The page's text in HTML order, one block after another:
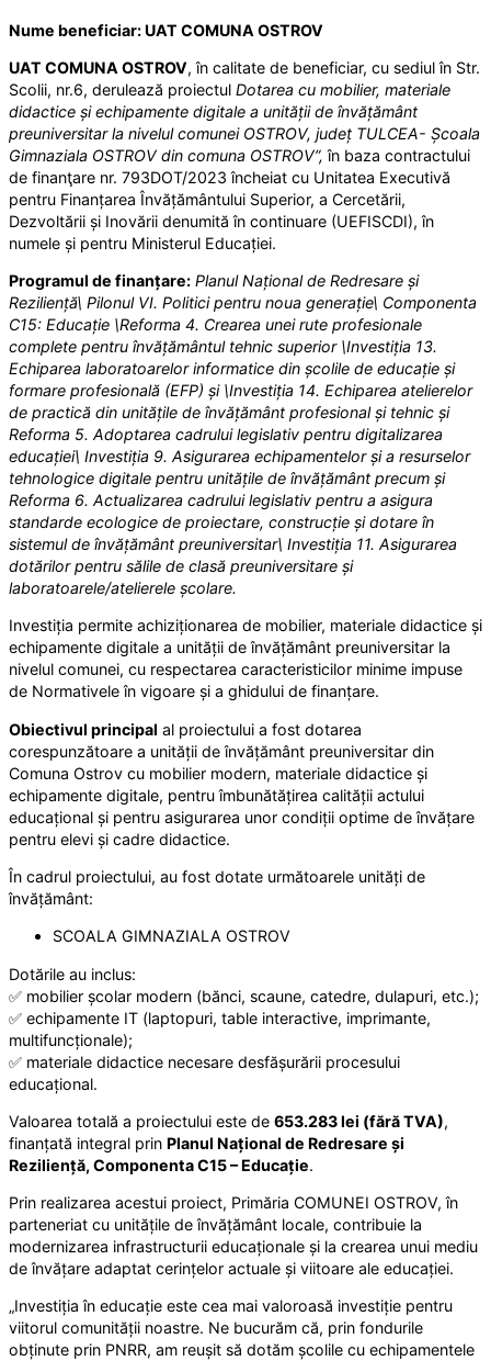
Nume beneficiar: UAT COMUNA OSTROV
UAT COMUNA OSTROV, în calitate de beneficiar, cu sediul în Str.
Scolii, nr.6, derulează proiectul Dotarea cu mobilier, materiale
didactice și echipamente digitale a unității de învățământ
preuniversitar la nivelul comunei OSTROV, județ TULCEA- Școala
Gimnaziala OSTROV din comuna OSTROV”, în baza contractului
de finanţare nr. 793DOT/2023 încheiat cu Unitatea Executivă
pentru Finanțarea Învățământului Superior, a Cercetării,
Dezvoltării și Inovării denumită în continuare (UEFISCDI), în
numele și pentru Ministerul Educației.
Programul de finanțare: Planul Național de Redresare și
Reziliență\ Pilonul VI. Politici pentru noua generație\ Componenta
C15: Educație \Reforma 4. Crearea unei rute profesionale
complete pentru învățământul tehnic superior \Investiția 13.
Echiparea laboratoarelor informatice din școlile de educație și
formare profesională (EFP) și \Investiția 14. Echiparea atelierelor
de practică din unitățile de învățământ profesional și tehnic și
Reforma 5. Adoptarea cadrului legislativ pentru digitalizarea
educației\ Investiția 9. Asigurarea echipamentelor și a resurselor
tehnologice digitale pentru unitățile de învățământ precum și
Reforma 6. Actualizarea cadrului legislativ pentru a asigura
standarde ecologice de proiectare, construcție și dotare în
sistemul de învățământ preuniversitar\ Investiția 11. Asigurarea
dotărilor pentru sălile de clasă preuniversitare și
laboratoarele/atelierele școlare.
Investiția permite achiziționarea de mobilier, materiale didactice și
echipamente digitale a unității de învățământ preuniversitar la
nivelul comunei, cu respectarea caracteristicilor minime impuse
de Normativele în vigoare și a ghidului de finanțare.
Obiectivul principal al proiectului a fost dotarea
corespunzătoare a unității de învățământ preuniversitar din
Comuna Ostrov cu mobilier modern, materiale didactice și
echipamente digitale, pentru îmbunătățirea calității actului
educațional și pentru asigurarea unor condiții optime de învățare
pentru elevi și cadre didactice.
În cadrul proiectului, au fost dotate următoarele unități de
învățământ:
SCOALA GIMNAZIALA OSTROV
Dotările au inclus:
✅ mobilier școlar modern (bănci, scaune, catedre, dulapuri, etc.);
✅ echipamente IT (laptopuri, table interactive, imprimante,
multifuncționale);
✅ materiale didactice necesare desfășurării procesului
educațional.
Valoarea totală a proiectului este de 653.283 lei (fără TVA),
finanțată integral prin Planul Național de Redresare și
Reziliență, Componenta C15 – Educație.
Prin realizarea acestui proiect, Primăria COMUNEI OSTROV, în
parteneriat cu unitățile de învățământ locale, contribuie la
modernizarea infrastructurii educaționale și la crearea unui mediu
de învățare adaptat cerințelor actuale și viitoare ale educației.
„Investiția în educație este cea mai valoroasă investiție pentru
viitorul comunității noastre. Ne bucurăm că, prin fondurile
obținute prin PNRR, am reușit să dotăm școlile cu echipamentele